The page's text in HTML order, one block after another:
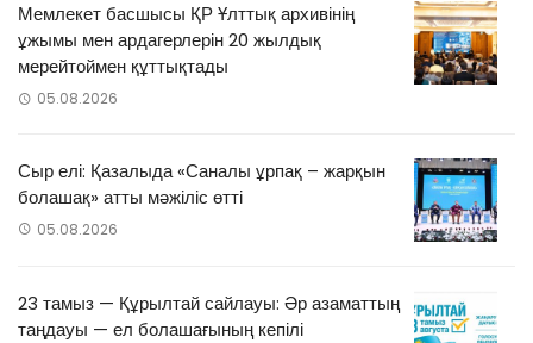
Мемлекет басшысы ҚР Ұлттық архивінің
ұжымы мен ардагерлерін 20 жылдық
мерейтоймен құттықтады
05.08.2026
Сыр елі: Қазалыда «Саналы ұрпақ – жарқын
болашақ» атты мәжіліс өтті
05.08.2026
23 тамыз — Құрылтай сайлауы: Әр азаматтың
таңдауы — ел болашағының кепілі